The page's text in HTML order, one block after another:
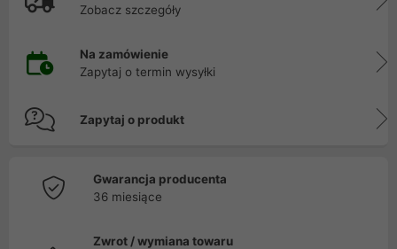
Zobacz szczegóły
Na zamówienie
Zapytaj o termin wysyłki
Zapytaj o produkt
Gwarancja producenta
36 miesiące
Zwrot / wymiana towaru